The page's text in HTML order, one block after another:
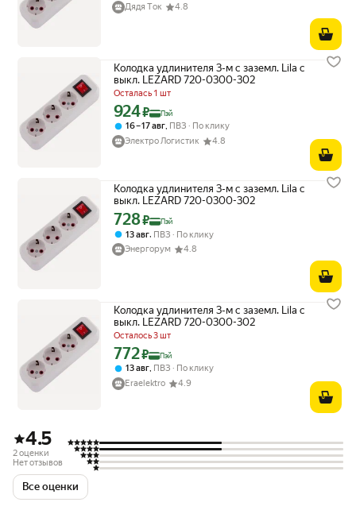
Дядя Tок
4.8
Колодка удлинителя 3-м с заземл. Lila с
выкл. LEZARD 720-0300-302
Осталась 1 шт
Цена с картой Яндекс Пэй 924 ₽ вместо
924₽ Пэй
16 – 17 авг ПВЗ
По клику
Электро Логистик
4.8
Колодка удлинителя 3-м с заземл. Lila с
выкл. LEZARD 720-0300-302
Цена с картой Яндекс Пэй 728 ₽ вместо
728₽ Пэй
13 авг, ПВЗ
По клику
Энергорум
4.8
Колодка удлинителя 3-м с заземл. Lila с
выкл. LEZARD 720-0300-302
Осталось 3 шт
Цена с картой Яндекс Пэй 772 ₽ вместо
772₽ Пэй
13 авг, ПВЗ
По клику
Eraelektro
4.9
4.5
2 оценки
Нет отзывов
Все оценки